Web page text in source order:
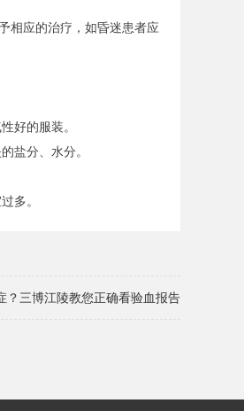
相应的治疗，如昏迷患者应
好的服装。
盐分、水分。
多。
？三博江陵教您正确看验血报告